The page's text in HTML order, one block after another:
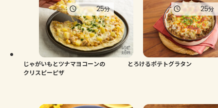
じゃがいもとツナマヨコーンの
クリスピーピザ
25分
とろけるポテトグラタン
25分